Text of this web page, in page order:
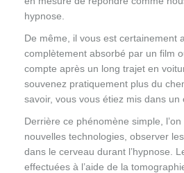
hypnose.
De même, il vous est certainement
complètement absorbé par un film
compte après un long trajet en
souvenez pratiquement plus du
savoir, vous vous étiez mis dans un
Derrière ce phénomène simple,
nouvelles technologies, observer
dans le cerveau durant l’hypnose.
effectuées à l’aide de la